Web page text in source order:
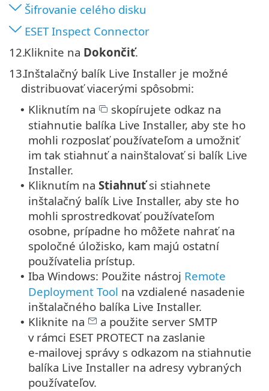
Šifrovanie celého disku
ESET Inspect Connector
12.Kliknite na Dokončiť.
13.Inštalačný balík Live Installer je možné
distribuovať viacerými spôsobmi:
• Kliknutím na
skopírujete odkaz na
stiahnutie balíka Live Installer, aby ste ho
mohli rozposlať používateľom a umožniť
im tak stiahnuť a nainštalovať si balík Live
Installer.
• Kliknutím na Stiahnuťsi stiahnete
inštalačný balík Live Installer, aby ste ho
mohli sprostredkovať používateľom
osobne, prípadne ho môžete nahrať na
spoločné úložisko, kam majú ostatní
používatelia prístup.
• Iba Windows: Použite nástroj Remote
Deployment Tool na vzdialené nasadenie
inštalačného balíka Live Installer.
• Kliknite na
a použite server SMTP
v rámci ESET PROTECT na zaslanie
e‑mailovej správy s odkazom na stiahnutie
balíka Live Installer na adresy vybraných
používateľov.